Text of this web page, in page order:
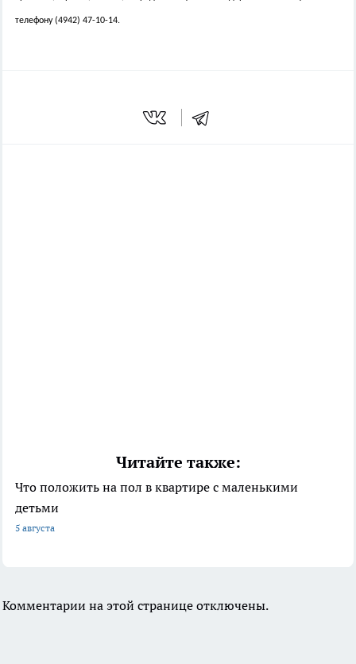
телефону (4942) 47-10-14.
Читайте также:
Что положить на пол в квартире с маленькими
детьми
5 августа
Комментарии на этой странице отключены.